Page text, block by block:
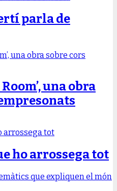
parla de
una obra
ho arrossega tot